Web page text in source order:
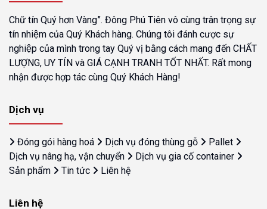
Chữ tín Quý hơn Vàng”. Đông Phú Tiên vô cùng trân trọng sự
tín nhiệm của Quý Khách hàng. Chúng tôi đánh cược sự
nghiệp của mình trong tay Quý vị bằng cách mang đến CHẤT
LƯỢNG, UY TÍN và GIÁ CẠNH TRANH TỐT NHẤT. Rất mong
nhận được hợp tác cùng Quý Khách Hàng!
Dịch vụ
Đóng gói hàng hoá Dịch vụ đóng thùng gỗ
Pallet
Dịch vụ nâng hạ, vận chuyển
Dịch vụ gia cố container
Sản phẩm
Tin tức Liên hệ
Liên hệ